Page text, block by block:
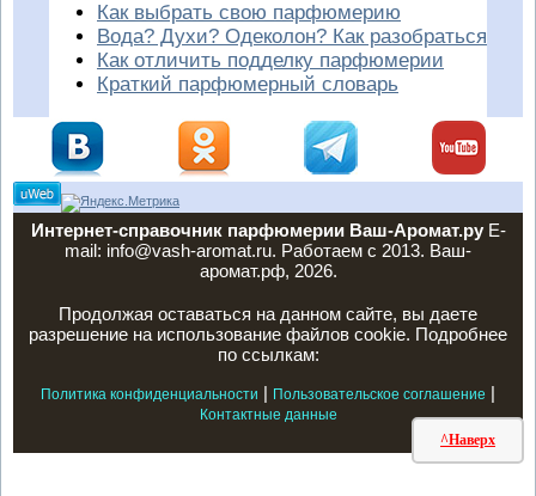
^Наверх
Как выбрать свою парфюмерию
Вода? Духи? Одеколон? Как разобраться
Как отличить подделку парфюмерии
Краткий парфюмерный словарь
Интернет-справочник парфюмерии Ваш-Аромат.руE-
mail: info@vash-aromat.ru. Работаем с 2013. Ваш-
аромат.рф, 2026.
Продолжая оставаться на данном сайте, вы даете
разрешение на использование файлов cookie. Подробнее
по ссылкам:
Политика конфиденциальности | Пользовательское соглашение |
Контактные данные